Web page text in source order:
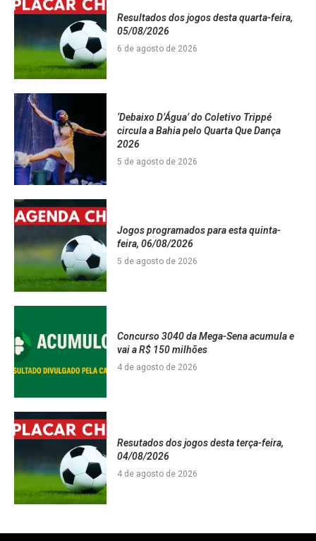
Resultados dos jogos desta quarta-feira,
05/08/2026
6 de agosto de 2026
‘Debaixo D’Água’ do Coletivo Trippé
circula a Bahia pelo Quarta Que Dança
2026
5 de agosto de 2026
Jogos programados para esta quinta-
feira, 06/08/2026
5 de agosto de 2026
Concurso 3040 da Mega-Sena acumula e
vai a R$ 150 milhões
4 de agosto de 2026
Resutados dos jogos desta terça-feira,
04/08/2026
4 de agosto de 2026